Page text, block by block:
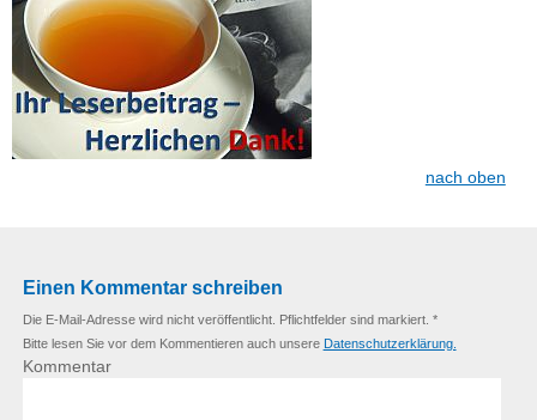
nach oben
Einen Kommentar schreiben
Die E-Mail-Adresse wird nicht veröffentlicht. Pflichtfelder sind markiert. *
Bitte lesen Sie vor dem Kommentieren auch unsere Datenschutzerklärung.
Kommentar